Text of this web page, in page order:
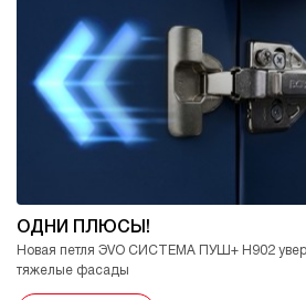
ОДНИ ПЛЮСЫ!
Новая петля ЭVO СИСТЕМА ПУШ+ H902
тяжелые фасады